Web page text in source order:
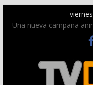
Una nueva campaña
Paco Adsuar dona al
de la memoria visual de
La Entraeta Festera
Campo con la